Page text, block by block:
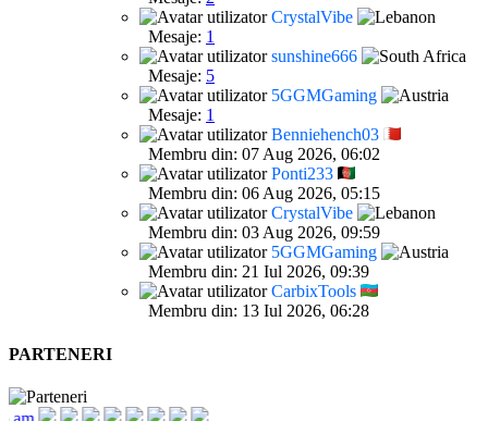
CrystalVibe
Mesaje: 1
sunshine666
Mesaje: 5
5GGMGaming
Mesaje: 1
Benniehench03
Membru din: 07 Aug 2026, 06:02
Ponti233
Membru din: 06 Aug 2026, 05:15
CrystalVibe
Membru din: 03 Aug 2026, 09:59
5GGMGaming
Membru din: 21 Iul 2026, 09:39
CarbixTools
Membru din: 13 Iul 2026, 06:28
PARTENERI